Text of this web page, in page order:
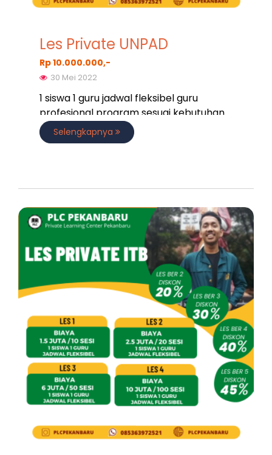
Les Private UNPAD
Rp 10.000.000,-
30 Mei 2022
1 siswa 1 guru jadwal fleksibel guru
profesional program sesuai kebutuhan
Selengkapnya